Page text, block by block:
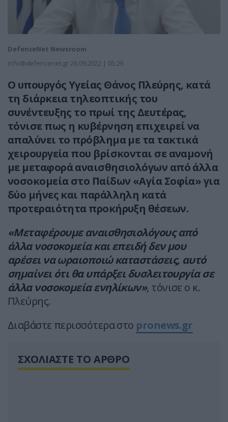
DefenceNet Newsroom
info@defencenet.gr 26.09.2022 | 05:29
Ο υπουργός Υγείας Θάνος Πλεύρης, κατά
τη διάρκεια τηλεοπτικής του
συνέντευξης το πρωί της Δευτέρας,
τόνισε πως η κυβέρνηση επιχειρεί να
απαλύνει το πρόβλημα με τα τακτικά
χειρουργεία που βρίσκονται σε αναμονή
με μεταφορά αναισθησιολόγων από άλλα
νοσοκομεία στο Παίδων «Αγία Σοφία» για
δύο μήνες και παράλληλη κατά
προτεραιότητα προκήρυξη θέσεων.
«Μεταφέρουμε αναισθησιολόγους από
άλλα νοσοκομεία και επειδή δεν μου
αρέσει να ωραιοποιώ καταστάσεις, αυτό
σημαίνει ότι θα υπάρξει δυσλειτουργία σε
άλλα νοσοκομεία ενηλίκων», τόνισε ο κ.
Πλεύρης.
Διαβάστε περισσότερα στο pronews.gr
ΣΧΟΛΙΑΣΤΕ ΤΟ ΑΡΘΡΟ